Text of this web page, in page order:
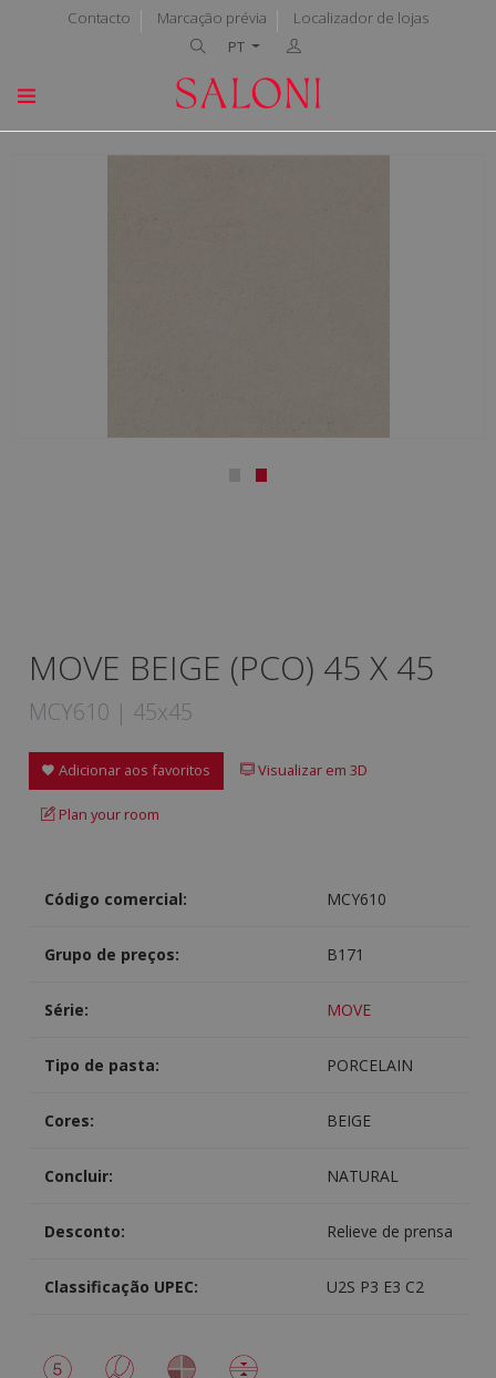
Contacto Marcação prévia
Localizador de lojas
PT
MOVE BEIGE (PCO) 45 X 45
MCY610 | 45x45
Adicionar aos favoritos Visualizar em 3D
Plan your room
Código comercial: MCY610
Grupo de preços: B171
Série: MOVE
Tipo de pasta: PORCELAIN
Cores: BEIGE
Concluir: NATURAL
Desconto: Relieve de prensa
Classificação UPEC: U2S P3 E3 C2